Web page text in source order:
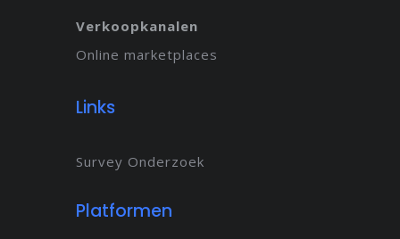
Verkoopkanalen
Online marketplaces
Links
Survey Onderzoek
Platformen